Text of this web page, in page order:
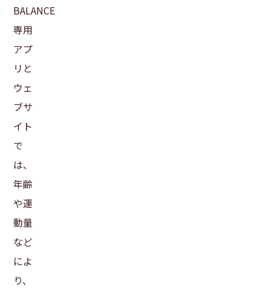
BALANCE
専用
アプ
リと
ウェ
ブサ
イト
で
は、
年齢
や運
動量
など
によ
り、